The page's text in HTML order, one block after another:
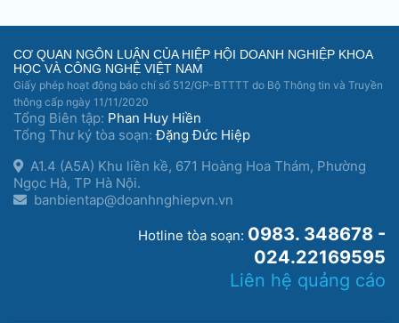
CƠ QUAN NGÔN LUẬN CỦA HIỆP HỘI DOANH NGHIỆP KHOA
HỌC VÀ CÔNG NGHỆ VIỆT NAM
Giấy phép hoạt động báo chí số 512/GP-BTTTT do Bộ Thông tin và Truyền
thông cấp ngày 11/11/2020
Tổng Biên tập: Phan Huy Hiền
Tổng Thư ký tòa soạn:Đặng Đức Hiệp
A1.4 (A5A) Khu liền kề, 671 Hoàng Hoa Thám, Phường
Ngọc Hà, TP Hà Nội.
banbientap@doanhnghiepvn.vn
Hotline tòa soạn: 0983. 348678 -
024.22169595
Liên hệ quảng cáo